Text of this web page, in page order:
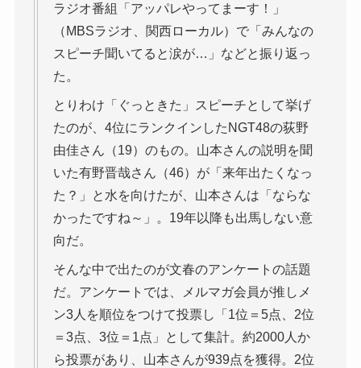
ラジオ番組「アッパレやってまーす！」
（MBSラジオ、関西ローカル）で「みんなの
スピーチ聞いてると涙が…」などと振り返っ
た。
とりわけ「ぐっときた」スピーチとして挙げ
たのが、4位にランクインしたNGT48の荻野
由佳さん（19）のもの。山本さんの説明を聞
いた有野晋哉さん（46）が「来年出たくなっ
た？」と水を向けたが、山本さんは「ならな
かったですね～」。19年以降も出馬しない意
向だ。
そんな中で出たのが文春のアンケートの話題
だ。アンケートでは、メルマガ会員が推しメ
ン3人を順位をつけて投票し「1位＝5点、2位
＝3点、3位＝1点」として集計。約2000人か
ら投票があり、山本さんが939点を獲得。2位